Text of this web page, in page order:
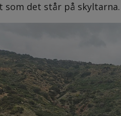
som det står på